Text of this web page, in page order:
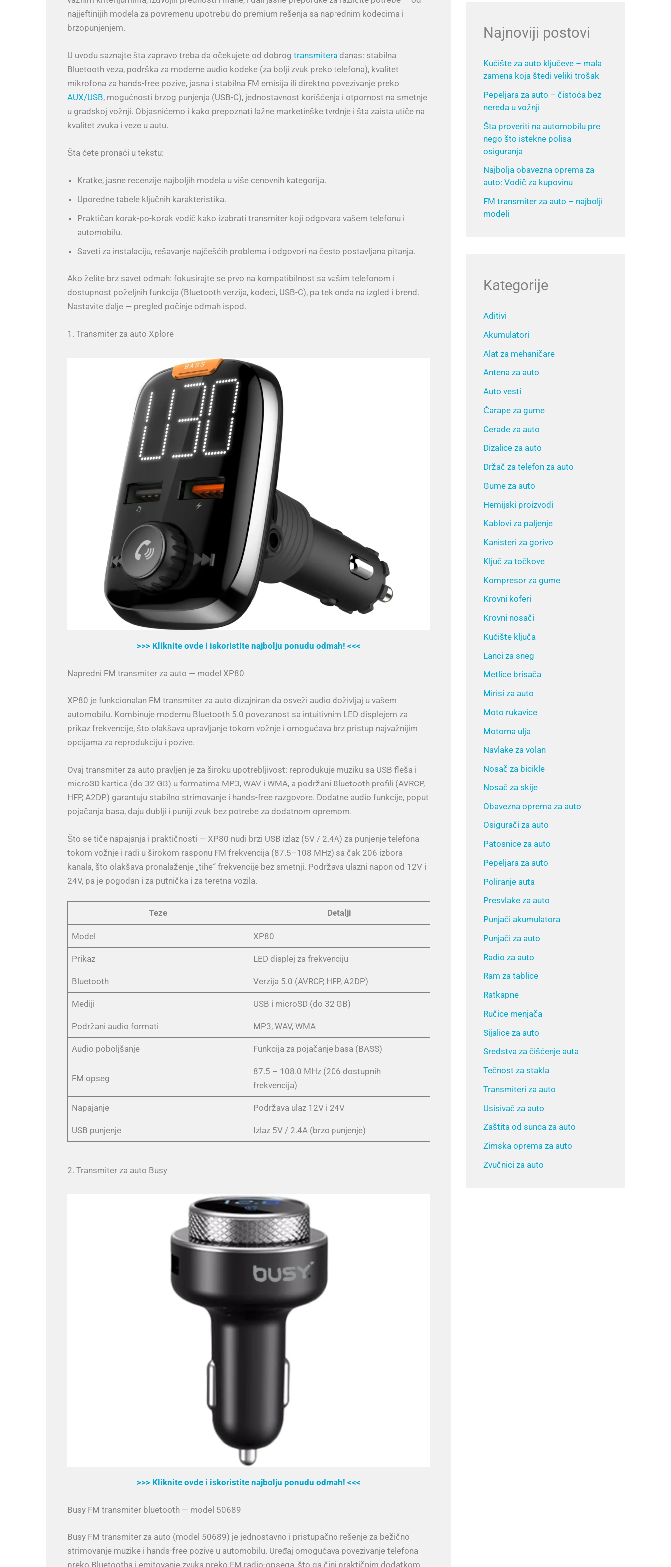
najjeftinijih modela za povremenu upotrebu do premium rešenja sa naprednim kodecima i
brzopunjenjem.
U uvodu saznajte šta zapravo treba da očekujete od dobrog transmitera danas: stabilna
Bluetooth veza, podrška za moderne audio kodeke (za bolji zvuk preko telefona), kvalitet
mikrofona za hands-free pozive, jasna i stabilna FM emisija ili direktno povezivanje preko
AUX/USB, mogućnosti brzog punjenja (USB-C), jednostavnost korišćenja i otpornost na smetnje
u gradskoj vožnji. Objasnićemo i kako prepoznati lažne marketinške tvrdnje i šta zaista utiče na
kvalitet zvuka i veze u autu.
Šta ćete pronaći u tekstu:
Kratke, jasne recenzije najboljih modela u više cenovnih kategorija.
Uporedne tabele ključnih karakteristika.
Praktičan korak-po-korak vodič kako izabrati transmiter koji odgovara vašem telefonu i
automobilu.
Saveti za instalaciju, rešavanje najčešćih problema i odgovori na često postavljana pitanja.
Ako želite brz savet odmah: fokusirajte se prvo na kompatibilnost sa vašim telefonom i
dostupnost poželjnih funkcija (Bluetooth verzija, kodeci, USB-C), pa tek onda na izgled i brend.
Nastavite dalje — pregled počinje odmah ispod.
1. Transmiter za auto Xplore
>>> Kliknite ovde i iskoristite najbolju ponudu odmah! <<<
Napredni FM transmiter za auto — model XP80
XP80 je funkcionalan FM transmiter za auto dizajniran da osveži audio doživljaj u vašem
automobilu. Kombinuje modernu Bluetooth 5.0 povezanost sa intuitivnim LED displejem za
prikaz frekvencije, što olakšava upravljanje tokom vožnje i omogućava brz pristup najvažnijim
opcijama za reprodukciju i pozive.
Ovaj transmiter za auto pravljen je za široku upotrebljivost: reprodukuje muziku sa USB fleša i
microSD kartica (do 32 GB) u formatima MP3, WAV i WMA, a podržani Bluetooth profili (AVRCP,
HFP, A2DP) garantuju stabilno strimovanje i hands-free razgovore. Dodatne audio funkcije, poput
pojačanja basa, daju dublji i puniji zvuk bez potrebe za dodatnom opremom.
Što se tiče napajanja i praktičnosti — XP80 nudi brzi USB izlaz (5V / 2.4A) za punjenje telefona
tokom vožnje i radi u širokom rasponu FM frekvencija (87.5–108 MHz) sa čak 206 izbora
kanala, što olakšava pronalaženje „tihe“ frekvencije bez smetnji. Podržava ulazni napon od 12V i
24V, pa je pogodan i za putnička i za teretna vozila.
Teze Detalji
Model XP80
Prikaz LED displej za frekvenciju
Bluetooth Verzija 5.0 (AVRCP, HFP, A2DP)
Mediji USB i microSD (do 32 GB)
Podržani audio formati MP3, WAV, WMA
Audio poboljšanje Funkcija za pojačanje basa (BASS)
FM opseg
87.5 – 108.0 MHz (206 dostupnih
frekvencija)
Napajanje Podržava ulaz 12V i 24V
USB punjenje Izlaz 5V / 2.4A (brzo punjenje)
2. Transmiter za auto Busy
>>> Kliknite ovde i iskoristite najbolju ponudu odmah! <<<
Busy FM transmiter bluetooth — model 50689
Busy FM transmiter za auto (model 50689) je jednostavno i pristupačno rešenje za bežično
strimovanje muzike i hands-free pozive u automobilu. Uređaj omogućava povezivanje telefona
preko Bluetootha i emitovanje zvuka preko FM radio-opsega, što ga čini praktičnim dodatkom
Najnoviji postovi
Kućište za auto ključeve – mala
zamena koja štedi veliki trošak
Pepeljara za auto – čistoća bez
nereda u vožnji
Šta proveriti na automobilu pre
nego što istekne polisa
osiguranja
Najbolja obavezna oprema za
auto: Vodič za kupovinu
FM transmiter za auto – najbolji
modeli
Kategorije
Aditivi
Akumulatori
Alat za mehaničare
Antena za auto
Auto vesti
Čarape za gume
Cerade za auto
Dizalice za auto
Držač za telefon za auto
Gume za auto
Hemijski proizvodi
Kablovi za paljenje
Kanisteri za gorivo
Ključ za točkove
Kompresor za gume
Krovni koferi
Krovni nosači
Kućište ključa
Lanci za sneg
Metlice brisača
Mirisi za auto
Moto rukavice
Motorna ulja
Navlake za volan
Nosač za bicikle
Nosač za skije
Obavezna oprema za auto
Osigurači za auto
Patosnice za auto
Pepeljara za auto
Poliranje auta
Presvlake za auto
Punjači akumulatora
Punjači za auto
Radio za auto
Ram za tablice
Ratkapne
Ručice menjača
Sijalice za auto
Sredstva za čišćenje auta
Tečnost za stakla
Transmiteri za auto
Usisivač za auto
Zaštita od sunca za auto
Zimska oprema za auto
Zvučnici za auto